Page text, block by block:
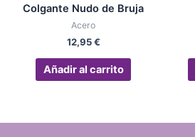
Colgante Nudo de Bruja
Acero
12,95€
Añadir al carrito